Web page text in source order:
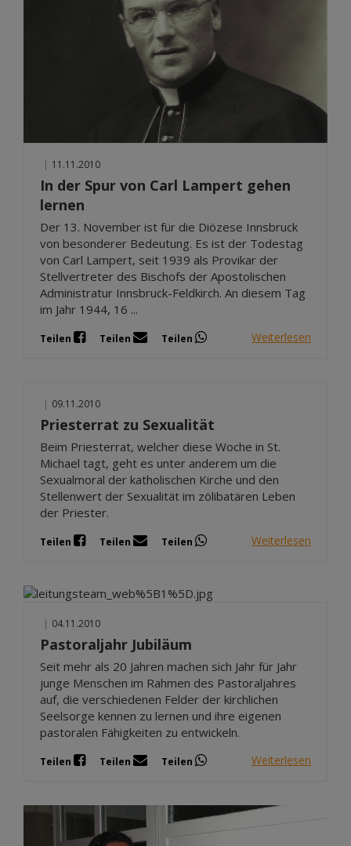
| 11.11.2010
In der Spur von Carl Lampert gehen
lernen
Der 13. November ist für die Diözese Innsbruck
von besonderer Bedeutung. Es ist der Todestag
von Carl Lampert, seit 1939 als Provikar der
Stellvertreter des Bischofs der Apostolischen
Administratur Innsbruck-Feldkirch. An diesem Tag
im Jahr 1944, 16 ...
Teilen Teilen Teilen Weiterlesen
| 09.11.2010
Priesterrat zu Sexualität
Beim Priesterrat, welcher diese Woche in St.
Michael tagt, geht es unter anderem um die
Sexualmoral der katholischen Kirche und den
Stellenwert der Sexualität im zölibatären Leben
der Priester.
Teilen Teilen Teilen Weiterlesen
| 04.11.2010
Pastoraljahr Jubiläum
Seit mehr als 20 Jahren machen sich Jahr für Jahr
junge Menschen im Rahmen des Pastoraljahres
auf, die verschiedenen Felder der kirchlichen
Seelsorge kennen zu lernen und ihre eigenen
pastoralen Fähigkeiten zu entwickeln.
Teilen Teilen Teilen Weiterlesen